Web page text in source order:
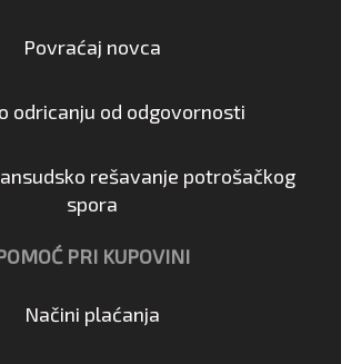
Povraćaj novca
odricanju od odgovornosti
rešavanje potrošačkog
spora
PRI KUPOVINI
Načini plaćanja